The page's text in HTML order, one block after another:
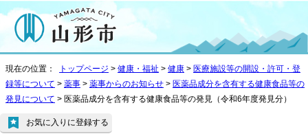
現在の位置： トップページ > 健康・福祉 > 健康 > 医療施設等の開設・許可・登
録等について > 薬事 > 薬事からのお知らせ > 医薬品成分を含有する健康食品等の
発見について > 医薬品成分を含有する健康食品等の発見（令和6年度発見分）
お気に入りに登録する